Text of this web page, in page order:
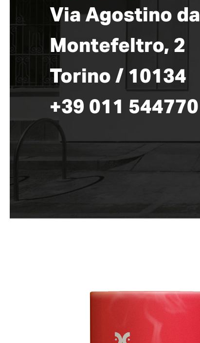
Via Agostino da
Montefeltro, 2
Torino / 10134
+39 011 544770